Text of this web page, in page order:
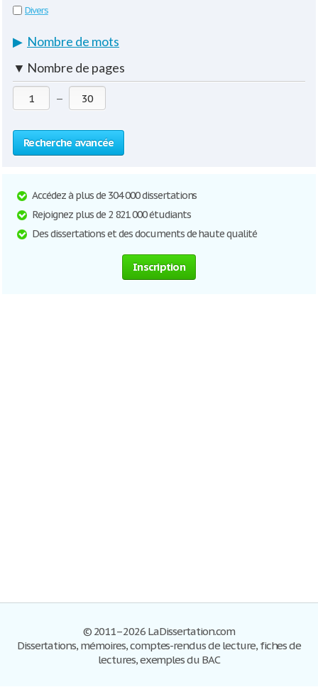
Divers
▶ Nombre de mots
▼ Nombre de pages
—
Recherche avancée
Accédez à plus de 304 000 dissertations
Rejoignez plus de 2 821 000 étudiants
Des dissertations et des documents de haute qualité
Inscription
© 2011–2026 LaDissertation.com
Dissertations, mémoires, comptes-rendus de lecture, fiches de
lectures, exemples du BAC